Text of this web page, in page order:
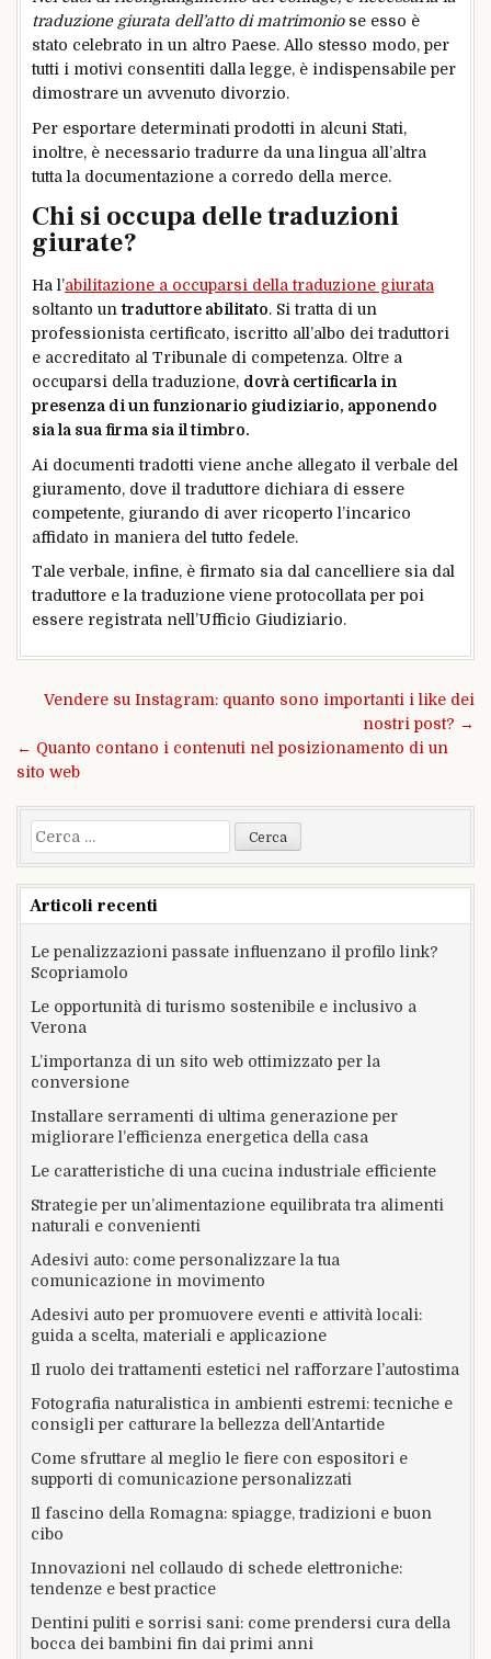
traduzione giurata dell’atto di matrimoniose esso è
stato celebrato in un altro Paese. Allo stesso modo, per
tutti i motivi consentiti dalla legge, è indispensabile per
dimostrare un avvenuto divorzio.
Per esportare determinati prodotti in alcuni Stati,
inoltre, è necessario tradurre da una lingua all’altra
tutta la documentazione a corredo della merce.
Chi si occupa delle traduzioni
giurate?
Ha l’abilitazione a occuparsi della traduzione giurata
soltanto untraduttore abilitato. Si tratta di un
professionista certificato, iscritto all’albo dei traduttori
e accreditato al Tribunale di competenza. Oltre a
occuparsi della traduzione, dovrà certificarla in
presenza di un funzionario giudiziario, apponendo
sia la sua firma sia il timbro.
Ai documenti tradotti viene anche allegato il verbale del
giuramento, dove il traduttore dichiara di essere
competente, giurando di aver ricoperto l’incarico
affidato in maniera del tutto fedele.
Tale verbale, infine, è firmato sia dal cancelliere sia dal
traduttore e la traduzione viene protocollata per poi
essere registrata nell’Ufficio Giudiziario.
Navigazione
Vendere su Instagram: quanto sono importanti i like dei
nostri post? →
← Quanto contano i contenuti nel posizionamento di un
sito web
Ricerca
per:
Articoli recenti
Le penalizzazioni passate influenzano il profilo link?
Scopriamolo
Le opportunità di turismo sostenibile e inclusivo a
Verona
L’importanza di un sito web ottimizzato per la
conversione
Installare serramenti di ultima generazione per
migliorare l’efficienza energetica della casa
Le caratteristiche di una cucina industriale efficiente
Strategie per un’alimentazione equilibrata tra alimenti
naturali e convenienti
Adesivi auto: come personalizzare la tua
comunicazione in movimento
Adesivi auto per promuovere eventi e attività locali:
guida a scelta, materiali e applicazione
Il ruolo dei trattamenti estetici nel rafforzare l’autostima
Fotografia naturalistica in ambienti estremi: tecniche e
consigli per catturare la bellezza dell’Antartide
Come sfruttare al meglio le fiere con espositori e
supporti di comunicazione personalizzati
Il fascino della Romagna: spiagge, tradizioni e buon
cibo
Innovazioni nel collaudo di schede elettroniche:
tendenze e best practice
Dentini puliti e sorrisi sani: come prendersi cura della
bocca dei bambini fin dai primi anni